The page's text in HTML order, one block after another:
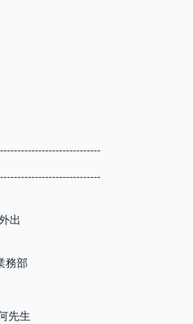
出
務部
先生